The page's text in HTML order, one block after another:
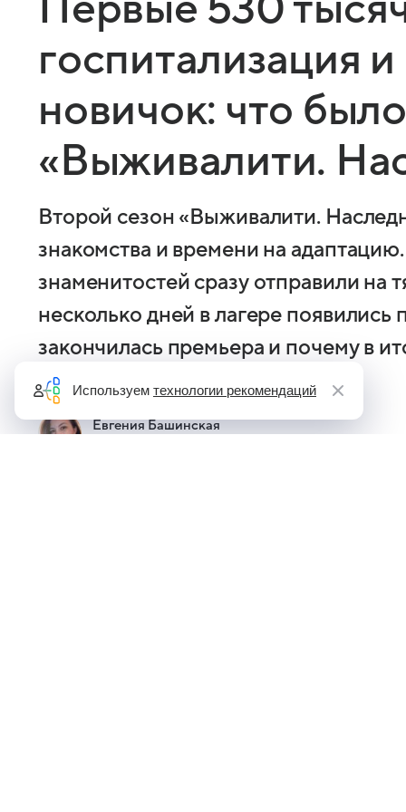
госпитализация
новичок: что
«Выживалити.
Второй сезон «Выживалити.
знакомства и времени на
знаменитостей сразу отправили на
несколько дней в лагере
закончилась премьера и почему в
обзоре ТВ Mail
Евгения Башинская
Используем технологии рекомендаций